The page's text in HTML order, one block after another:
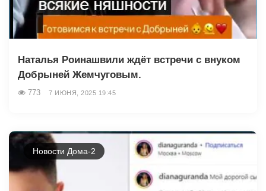
Наталья Роинашвили ждёт встречи с внуком
Добрыней Жемчуговым.
773 7 ИЮНЯ, 2025 19:45
Новости Дома-2